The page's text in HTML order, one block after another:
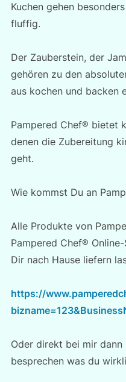
Kuchen gehen
fluffig.
Der Zauberstein, der
gehören zu den
aus kochen und backen
Pampered Chef® bietet
denen die Zubereitung
geht.
Wie kommst Du an
Alle Produkte von
Pampered Chef®
Dir nach Hause liefern
https://
Oder direkt bei mir
besprechen was du